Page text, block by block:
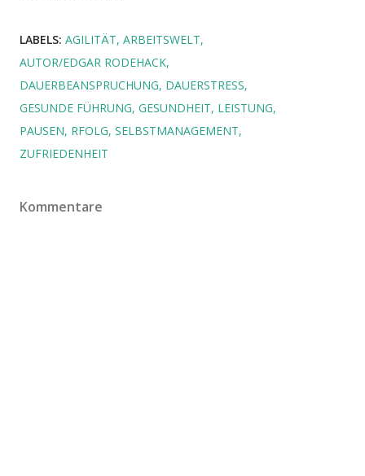
LABELS: AGILITÄT ARBEITSWELT
AUTOR/EDGAR RODEHACK
DAUERBEANSPRUCHUNG DAUERSTRESS
GESUNDE FÜHRUNG GESUNDHEIT LEISTUNG
PAUSEN RFOLG SELBSTMANAGEMENT
ZUFRIEDENHEIT
Kommentare